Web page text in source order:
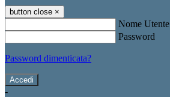
button close ×
Nome Utente
Password
Password dimenticata?
-